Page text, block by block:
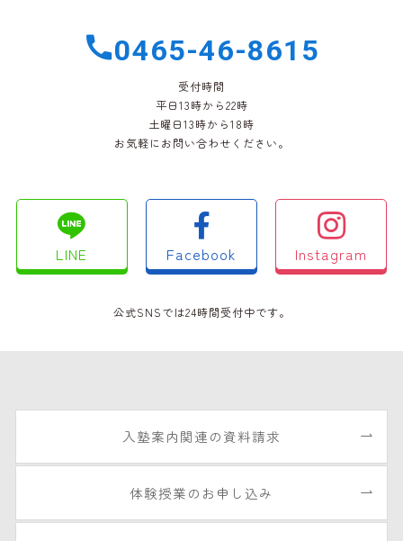
0465-46-8615
受付時間
平日13時から22時
土曜日13時から18時
お気軽にお問い合わせください。
LINE Facebook Instagram
公式SNSでは24時間受付中です。
入塾案内関連の資料請求
体験授業のお申し込み